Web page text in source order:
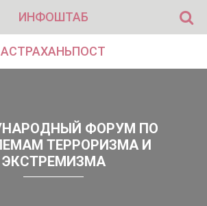
ИНФОШТАБ
АСТРАХАНЬПОСТ
ФОРУМ ПО
ТЕРРОРИЗМА И
ЭКСТРЕМИЗМА